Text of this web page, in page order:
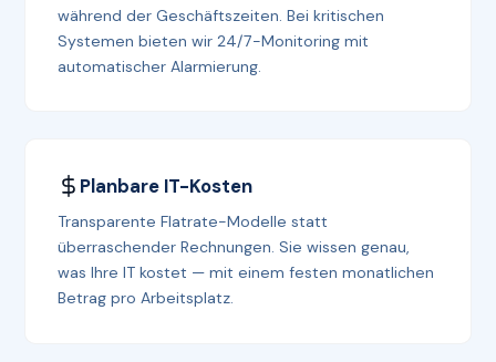
während der Geschäftszeiten. Bei kritischen
Systemen bieten wir 24/7-Monitoring mit
automatischer Alarmierung.
Planbare IT-Kosten
Transparente Flatrate-Modelle statt
überraschender Rechnungen. Sie wissen genau,
was Ihre IT kostet — mit einem festen monatlichen
Betrag pro Arbeitsplatz.